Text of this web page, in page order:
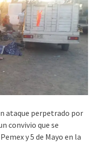
ataque perpetrado por
convivio que se
y 5 de Mayo en la